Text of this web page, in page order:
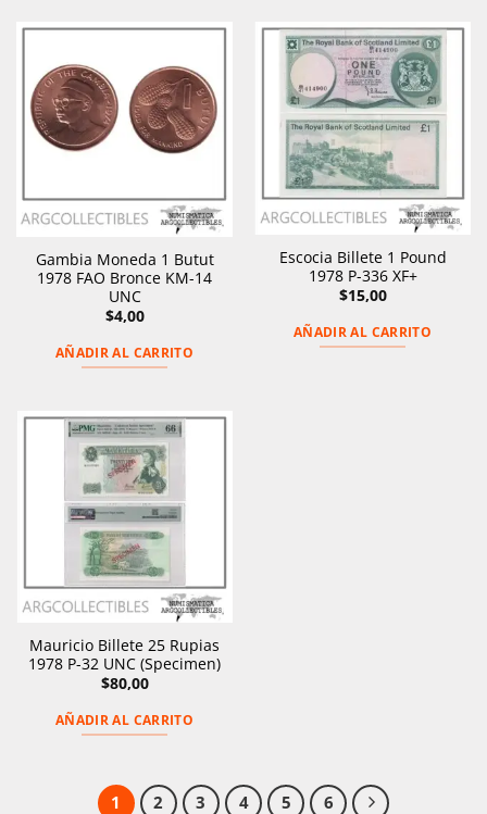
Gambia Moneda 1 Butut
1978 FAO Bronce KM-14
UNC
$4,00
AÑADIR AL CARRITO
Escocia Billete 1 Pound
1978 P-336 XF+
$15,00
AÑADIR AL CARRITO
Mauricio Billete 25 Rupias
1978 P-32 UNC (Specimen)
$80,00
AÑADIR AL CARRITO
1 2 3 4 5 6